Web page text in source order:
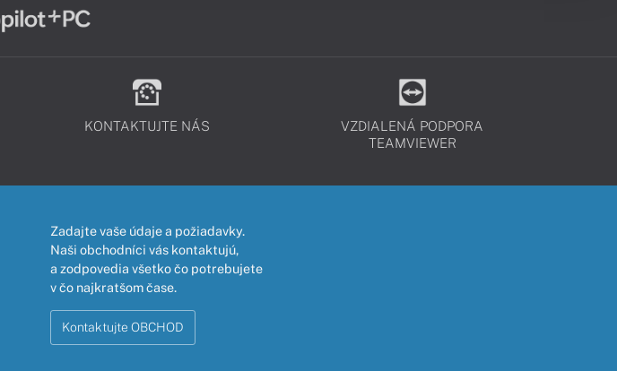
KONTAKTUJTE NÁS
VZDIALENÁ PODPORA
TEAMVIEWER
Zadajte vaše údaje a požiadavky.
Naši obchodníci vás kontaktujú,
a zodpovedia všetko čo potrebujete
v čo najkratšom čase.
Kontaktujte OBCHOD